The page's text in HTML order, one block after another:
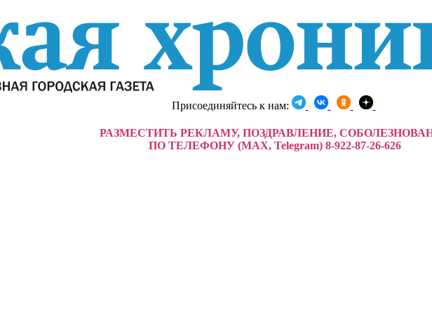
Присоединяйтесь к нам:
РАЗМЕСТИТЬ РЕКЛАМУ, ПОЗДРАВЛЕНИЕ,
ПО ТЕЛЕФОНУ (MAX, Telegram) 8-922-87-26-626